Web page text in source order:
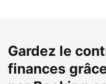
Gardez le
finances